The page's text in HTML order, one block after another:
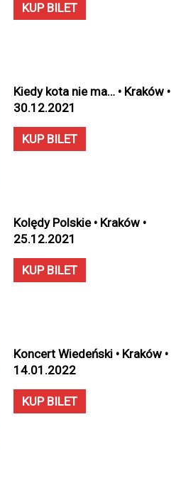
KUP BILET
Kiedy kota nie ma… • Kraków •
30.12.2021
KUP BILET
Kolędy Polskie • Kraków •
25.12.2021
KUP BILET
Koncert Wiedeński • Kraków •
14.01.2022
KUP BILET